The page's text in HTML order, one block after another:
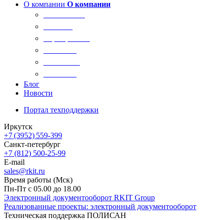
О компании О компании
Блог
Новости
Портал техподдержки
Иркутск
+7 (3952) 559-399
Санкт-петербург
+7 (812) 500-25-99
E-mail
sales@rkit.ru
Время работы (Мск)
Пн-Пт с 05.00 до 18.00
Электронный документооборот RKIT Group
Реализованные проекты: электронный документооборот
Техническая поддержка ПОЛИСАН